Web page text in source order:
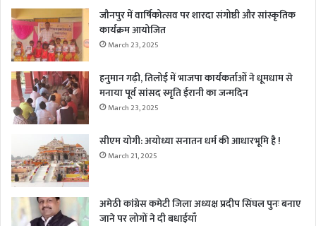
जौनपुर में वार्षिकोत्सव पर शारदा संगोष्ठी और सांस्कृतिक
कार्यक्रम आयोजित
March 23, 2025
हनुमान गढ़ी, तिलोई में भाजपा कार्यकर्ताओं ने धूमधाम से
मनाया पूर्व सांसद स्मृति ईरानी का जन्मदिन
March 23, 2025
सीएम योगी: अयोध्या सनातन धर्म की आधारभूमि है !
March 21, 2025
अमेठी कांग्रेस कमेटी जिला अध्यक्ष प्रदीप सिंघल पुनः बनाए
जाने पर लोगों ने दी बधाईयाँ